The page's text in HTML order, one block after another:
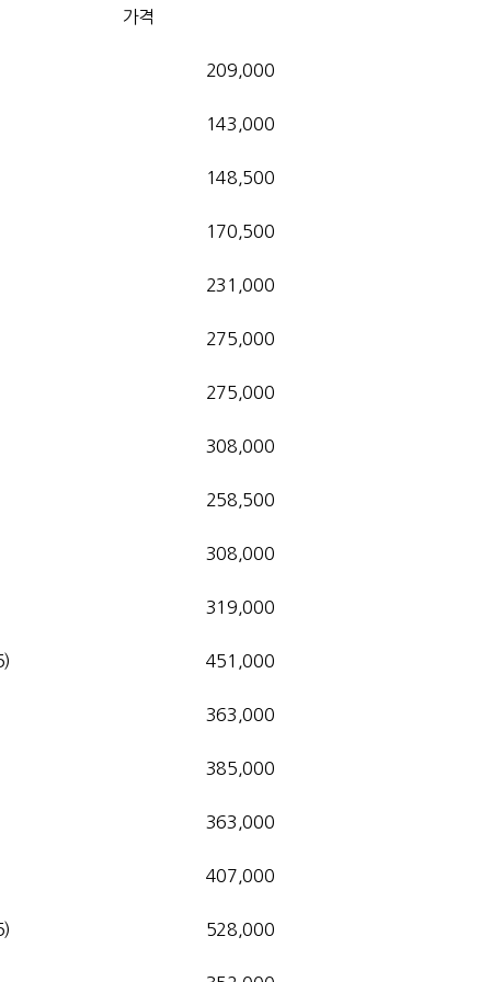
가격
209,000
143,000
148,500
170,500
231,000
275,000
275,000
308,000
258,500
308,000
319,000
451,000
363,000
385,000
363,000
407,000
528,000